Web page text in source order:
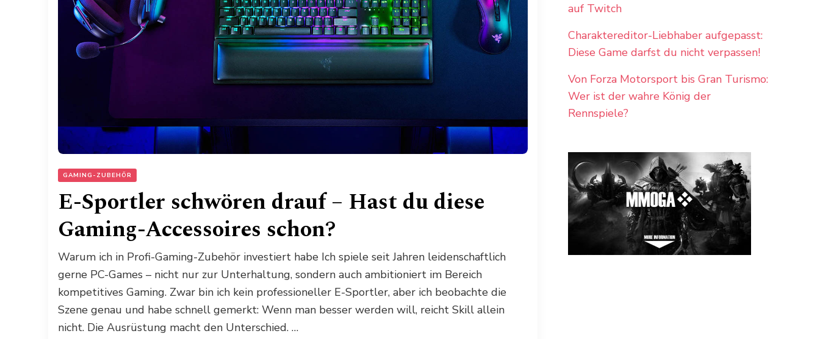
GAMING-ZUBEHÖR
E-Sportler schwören drauf – Hast du diese
Gaming-Accessoires schon?
Warum ich in Profi-Gaming-Zubehör investiert habe Ich spiele seit Jahren leidenschaftlich
gerne PC-Games – nicht nur zur Unterhaltung, sondern auch ambitioniert im Bereich
kompetitives Gaming. Zwar bin ich kein professioneller E-Sportler, aber ich beobachte die
Szene genau und habe schnell gemerkt: Wenn man besser werden will, reicht Skill allein
nicht. Die Ausrüstung macht den Unterschied. …
auf Twitch
Charaktereditor-Liebhaber aufgepasst:
Diese Game darfst du nicht verpassen!
Von Forza Motorsport bis Gran Turismo:
Wer ist der wahre König der
Rennspiele?